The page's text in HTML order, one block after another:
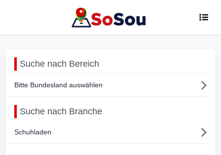
Suche nach Bereich
Bitte Bundesland auswählen
Suche nach Branche
Schuhladen